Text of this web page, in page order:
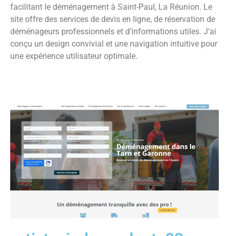
facilitant le déménagement à Saint-Paul, La Réunion. Le
site offre des services de devis en ligne, de réservation de
déménageurs professionnels et d’informations utiles. J’ai
conçu un design convivial et une navigation intuitive pour
une expérience utilisateur optimale.